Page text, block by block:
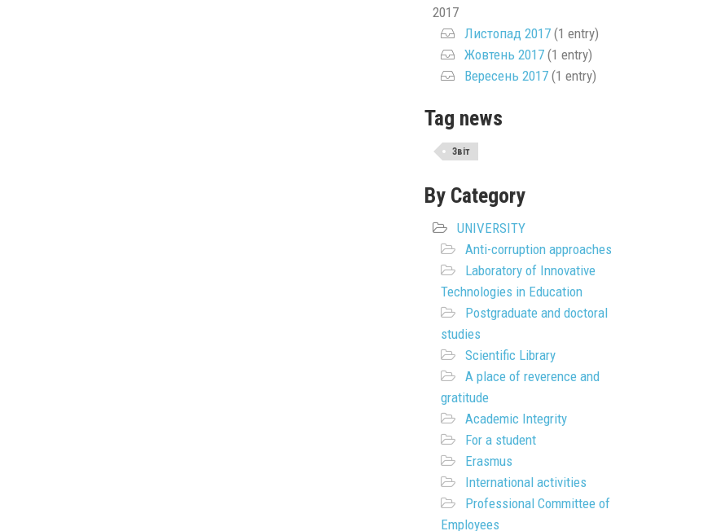
2017
Листопад 2017(1 entry)
Жовтень 2017(1 entry)
Вересень 2017(1 entry)
Tag news
Звіт
By Category
UNIVERSITY
Anti-corruption approaches
Laboratory of Innovative
Technologies in Education
Postgraduate and doctoral
studies
Scientific Library
A place of reverence and
gratitude
Academic Integrity
For a student
Erasmus
International activities
Professional Committee of
Employees